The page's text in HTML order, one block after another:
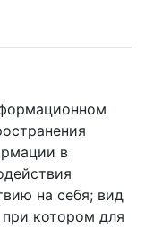
в
на себя; вид
котором для